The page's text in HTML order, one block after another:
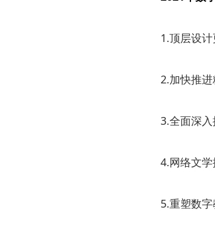
1.顶层设计
2.加快推进
3.全面深入
4.网络文学
5.重塑数字